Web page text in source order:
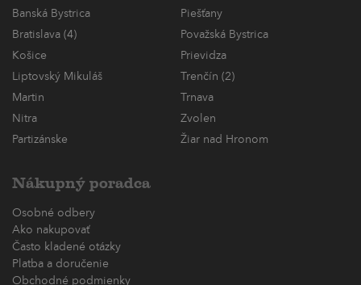
Banská Bystrica
Piešťany
Bratislava (4)
Považská Bystrica
Košice
Prievidza
Liptovský Mikuláš
Trenčín (2)
Martin
Trnava
Nitra
Zvolen
Partizánske
Žiar nad Hronom
Nákupný poradca
Osobné odbery
Ako nakupovať
Často kladené otázky
Platba a doručenie
Obchodné podmienky